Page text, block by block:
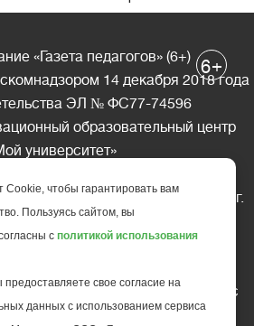
«Газета педагогов» (6+)
14 декабря 2018 года
ЭЛ № ФС77-74596
образовательный центр
университет»
Россия, Республика Карелия, г.
Энгельса д.10, офис 211
+7 (499) 685-10-45
газеты допускается только c
разрешения редакции
6+
Cookie, чтобы гарантировать вам
Пользуясь сайтом, вы
с политикой использования
предоставляете свое согласие на
данных с использованием сервиса